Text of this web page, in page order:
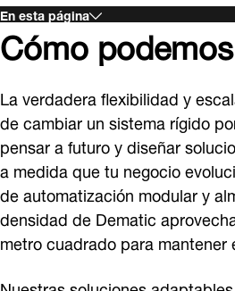
En esta página
Cómo
La verdadera flexibilidad y
de cambiar un sistema rígido
pensar a futuro y diseñar
a medida que tu negocio
de automatización modular y
densidad de Dematic
metro cuadrado para